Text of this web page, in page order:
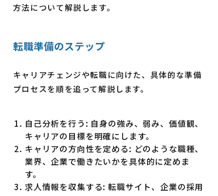
方法について解説します。
転職準備のステップ
キャリアチェンジや転職に向けた、具体的な準備
プロセスを順を追って解説します。
自己分析を行う: 自身の強み、弱み、価値観、
キャリアの目標を明確にします。
キャリアの方向性を定める: どのような職種、
業界、企業で働きたいかを具体的に定めま
す。
求人情報を収集する: 転職サイト、企業の採用